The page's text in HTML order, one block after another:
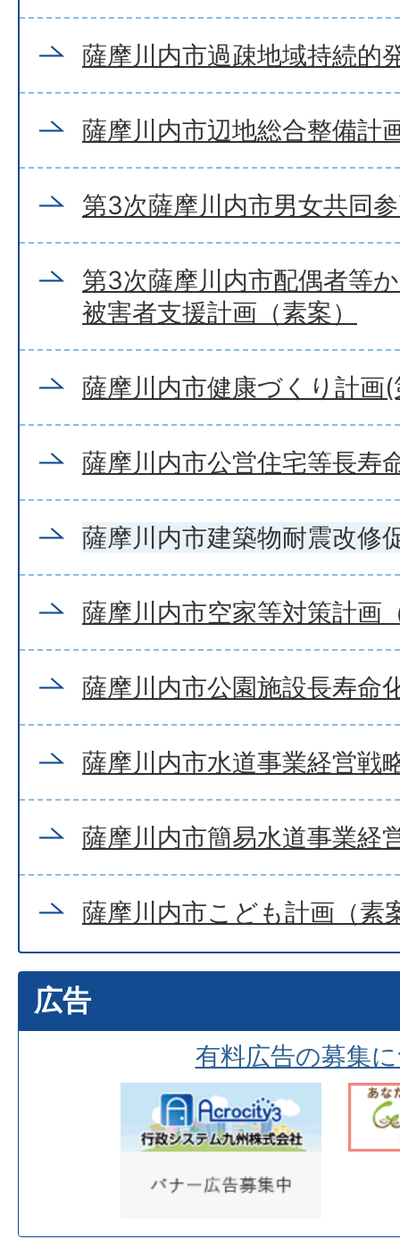
薩摩川内市過疎地域持続的
薩摩川内市辺地総合整備計
第3次薩摩川内市男女共同
第3次薩摩川内市配偶者等
被害者支援計画（素案）
薩摩川内市健康づくり計画
薩摩川内市公営住宅等長寿
薩摩川内市建築物耐震改修
薩摩川内市空家等対策計画
薩摩川内市公園施設長寿命
薩摩川内市水道事業経営戦
薩摩川内市簡易水道事業経
薩摩川内市こども計画（素
広告
有料広告の募集